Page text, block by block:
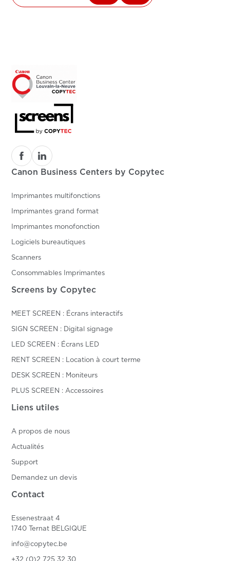
Canon Business Centers by Copytec
Imprimantes multifonctions
Imprimantes grand format
Imprimantes monofonction
Logiciels bureautiques
Scanners
Consommables Imprimantes
Screens by Copytec
MEET SCREEN : Écrans interactifs
SIGN SCREEN : Digital signage
LED SCREEN : Écrans LED
RENT SCREEN : Location à court terme
DESK SCREEN : Moniteurs
PLUS SCREEN : Accessoires
Liens utiles
A propos de nous
Actualités
Support
Demandez un devis
Contact
Essenestraat 4
1740 Ternat BELGIQUE
info@copytec.be
+32 (0)2 725 32 30